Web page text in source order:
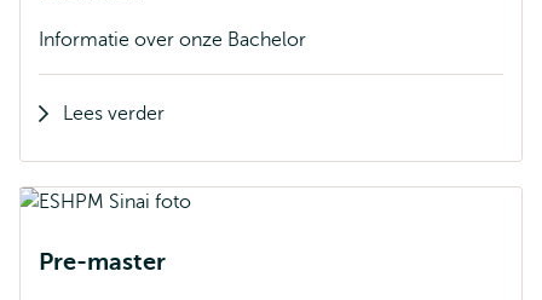
Informatie over onze Bachelor
Lees verder
Pre-master